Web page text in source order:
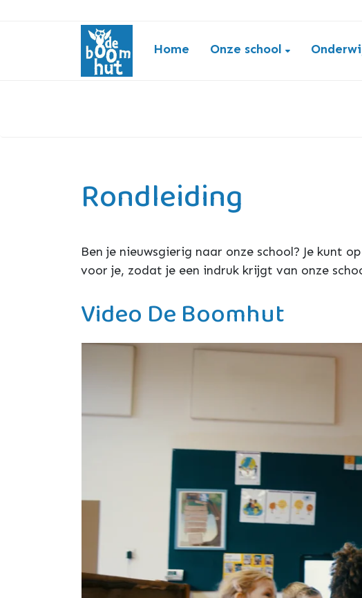
Home Onze school
Rondleiding
Ben je nieuwsgierig naar onze school? Je kunt
voor je, zodat je een indruk krijgt van onze
Video De Boomhut